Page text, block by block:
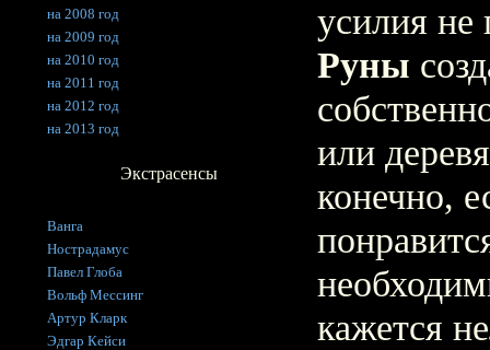
усилия не
Руны
или
конечно,
кажется
на 2008 год
на 2009 год
на 2010 год
на 2011 год
на 2012 год
на 2013 год
Экстрасенсы
Ванга
Нострадамус
Павел Глоба
Вольф Мессинг
Артур Кларк
Эдгар Кейси